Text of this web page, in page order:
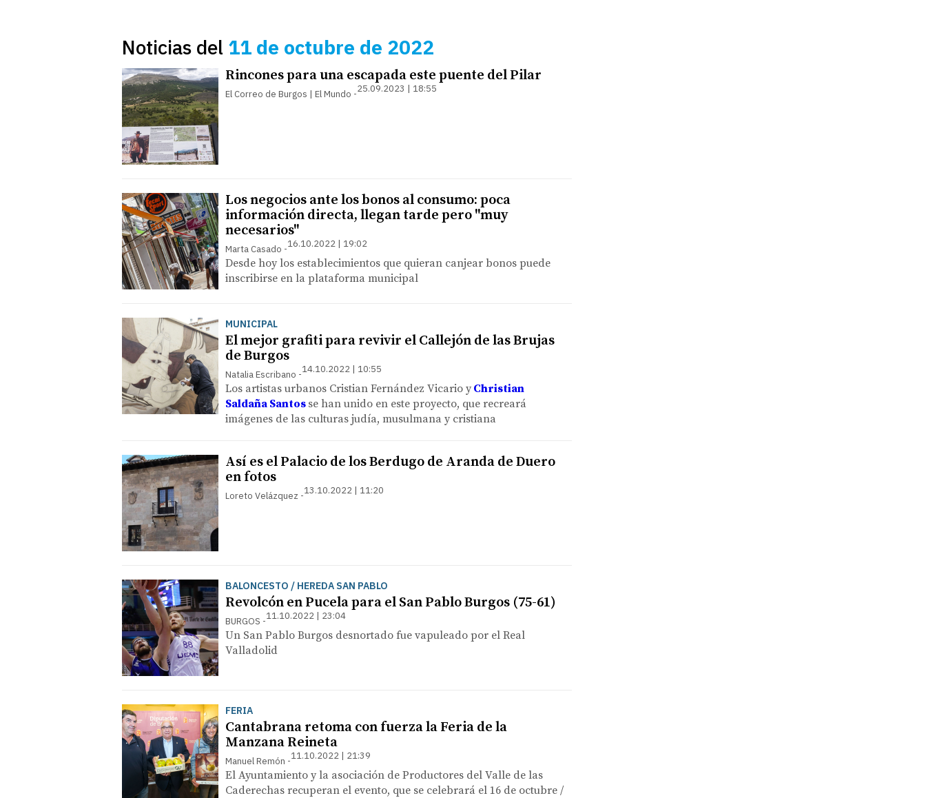
Noticias del 11 de octubre de 2022
Rincones para una escapada este puente del Pilar
El Correo de Burgos | El Mundo 25.09.2023 | 18:55
Los negocios ante los bonos al consumo: poca
información directa, llegan tarde pero "muy
necesarios"
Marta Casado 16.10.2022 | 19:02
Desde hoy los establecimientos que quieran canjear bonos puede
inscribirse en la plataforma municipal
MUNICIPAL
El mejor grafiti para revivir el Callejón de las Brujas
de Burgos
Natalia Escribano 14.10.2022 | 10:55
Los artistas urbanos Cristian Fernández Vicario y Christian
Saldaña Santos se han unido en este proyecto, que recreará
imágenes de las culturas judía, musulmana y cristiana
Así es el Palacio de los Berdugo de Aranda de Duero
en fotos
Loreto Velázquez 13.10.2022 | 11:20
BALONCESTO / HEREDA SAN PABLO
Revolcón en Pucela para el San Pablo Burgos (75-61)
BURGOS 11.10.2022 | 23:04
Un San Pablo Burgos desnortado fue vapuleado por el Real
Valladolid
FERIA
Cantabrana retoma con fuerza la Feria de la
Manzana Reineta
Manuel Remón 11.10.2022 | 21:39
El Ayuntamiento y la asociación de Productores del Valle de las
Caderechas recuperan el evento, que se celebrará el 16 de octubre /